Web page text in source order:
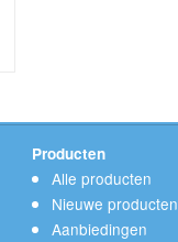
Producten
Alle producten
Nieuwe producten
Aanbiedingen